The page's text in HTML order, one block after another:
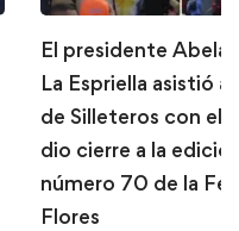
El presidente
La Espriella asistió
de Silleteros con el
dio cierre a la
número 70 de la
Flores